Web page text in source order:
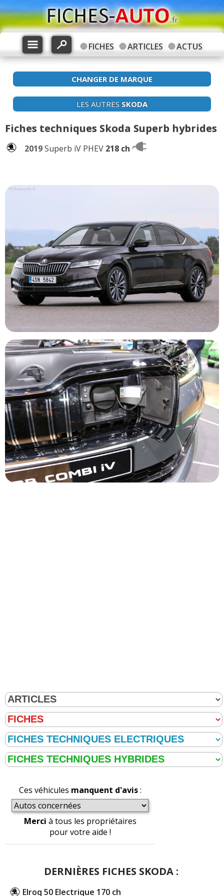
FICHES ARTICLES ACTUS
CHANGER DE MARQUE
LES AUTRES SKODA
Fiches techniques Skoda Superb hybrides
2019Superb iV PHEV 218 ch
Ces véhicules manquent d'avis:
Merci à tous les propriétaires
pour votre aide !
DERNIÈRES FICHES SKODA :
Elroq 50 Electrique 170 ch